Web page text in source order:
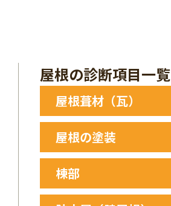
屋根の診断項目一覧
屋根葺材（瓦）
破損・欠損
ずれ
ひび割れ
縁切りの状況
屋根の塗装
塗膜の剥離
剥離・浮き
苔・藻の繁殖
棟部
漆喰の劣化・欠損